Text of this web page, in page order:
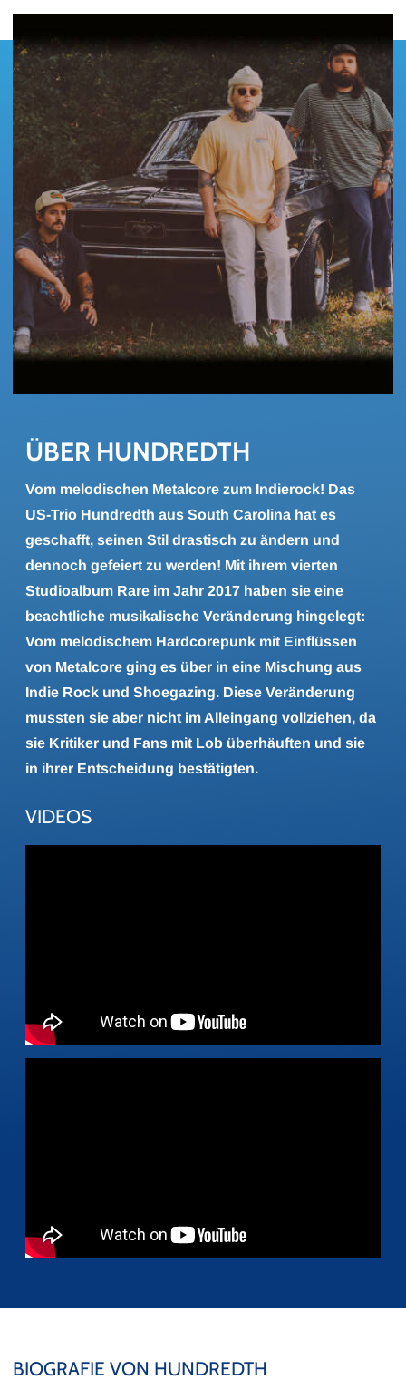
ÜBER HUND­REDTH
Vom melodischen Metalcore zum Indierock! Das
US-Trio Hundredth aus South Carolina hat es
geschafft, seinen Stil drastisch zu ändern und
dennoch gefeiert zu werden! Mit ihrem vierten
Studioalbum Rare im Jahr 2017 haben sie eine
beachtliche musikalische Veränderung hingelegt:
Vom melodischem Hardcorepunk mit Einflüssen
von Metalcore ging es über in eine Mischung aus
Indie Rock und Shoegazing. Diese Veränderung
mussten sie aber nicht im Alleingang vollziehen, da
sie Kritiker und Fans mit Lob überhäuften und sie
in ihrer Entscheidung bestätigten.
VIDEOS
BIOGRAFIE VON HUNDREDTH